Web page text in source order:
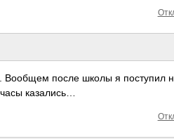
Вообщем после школы я пост­упил
каза­лись…